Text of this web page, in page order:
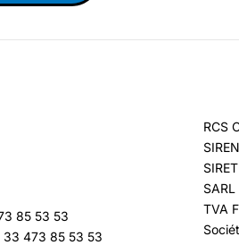
85 53 53
33 473 85 53 53
RCS
TVA